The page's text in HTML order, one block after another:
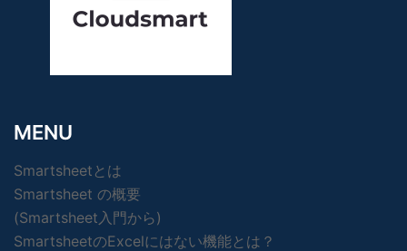
MENU
Smartsheetとは
Smartsheet の概要
(Smartsheet入門から)
SmartsheetのExcelにはない機能とは？